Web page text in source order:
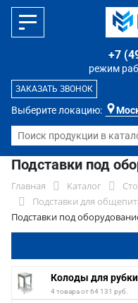
Выберите локацию:
режим
+7
ЗАКАЗАТЬ ЗВОНОК
Подставки под
Главная Каталог
Подставки для
Подставки под
Колоды для
4 товара от 64 131 руб.